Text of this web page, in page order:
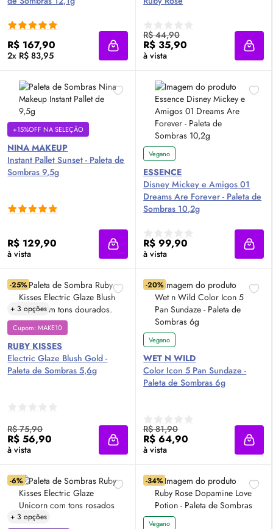
R$ 167,90
2x R$ 83,95 Adicionar à sacola
R$ 44,90
R$ 35,90
à vista
+15%OFF NA SELEÇÃO
NINA MAKEUP
Instant Pallet Sunset - Paleta de
Sombras 9,5g
R$ 129,90
à vista Adicionar à sacola
Vegano
ESSENCE
Disney Mickey e Amigos 01
Dreams Are Forever - Paleta de
Sombras 10,2g
R$ 99,90
à vista
-25%
+ 3 opções
Cupom: MAKE10
RUBY KISSES
Electric Glaze Blush Gold -
Paleta de Sombras 5,6g
R$ 75,90
R$ 56,90
à vista Adicionar à sacola
-20%
Vegano
WET N WILD
Color Icon 5 Pan Sundaze -
Paleta de Sombras 6g
R$ 81,90
R$ 64,90
à vista
-6%
+ 3 opções
-34%
Vegano